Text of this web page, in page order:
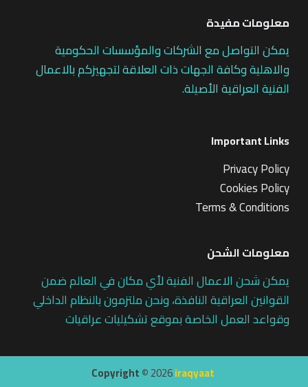
معلومات مفيدة
يمكن التواصل مع الشركات والمؤسسات الحكومية
والاهلية وكافة الجهات ذات العلاقة لتجهيزكم بالاعمال
الفنية العراقية الأصيلة.
Important Links
Privacy Policy
Cookies Policy
Terms & Conditions
معلومات الشحن
يمكن شحن الاعمال الفنية لأي مكان في العالم ضمن
القوانين العراقية النافذة، ونحن ملتزمون بالنظام الداخلي
وقواعد العمل الخاصة بموقع تشكيليات عراقيات
Copyright ©2026iraqyaat